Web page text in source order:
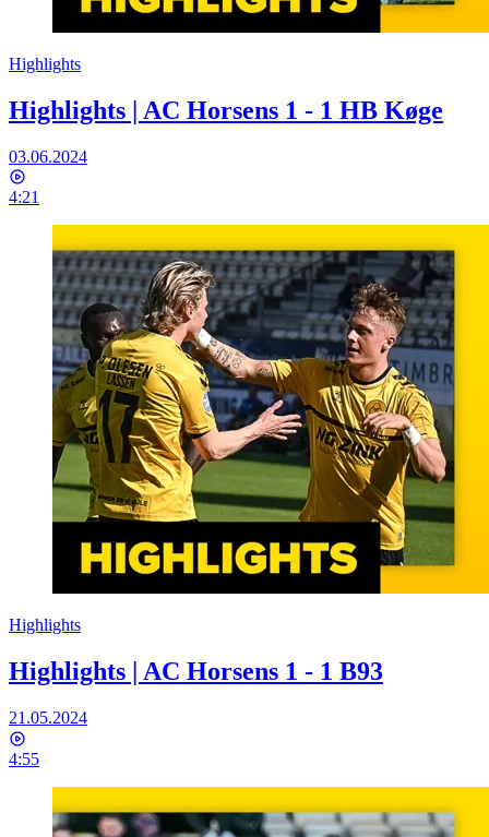
Highlights
Highlights | AC Horsens 1 - 1 HB Køge
03.06.2024
4:21
Highlights
Highlights | AC Horsens 1 - 1 B93
21.05.2024
4:55